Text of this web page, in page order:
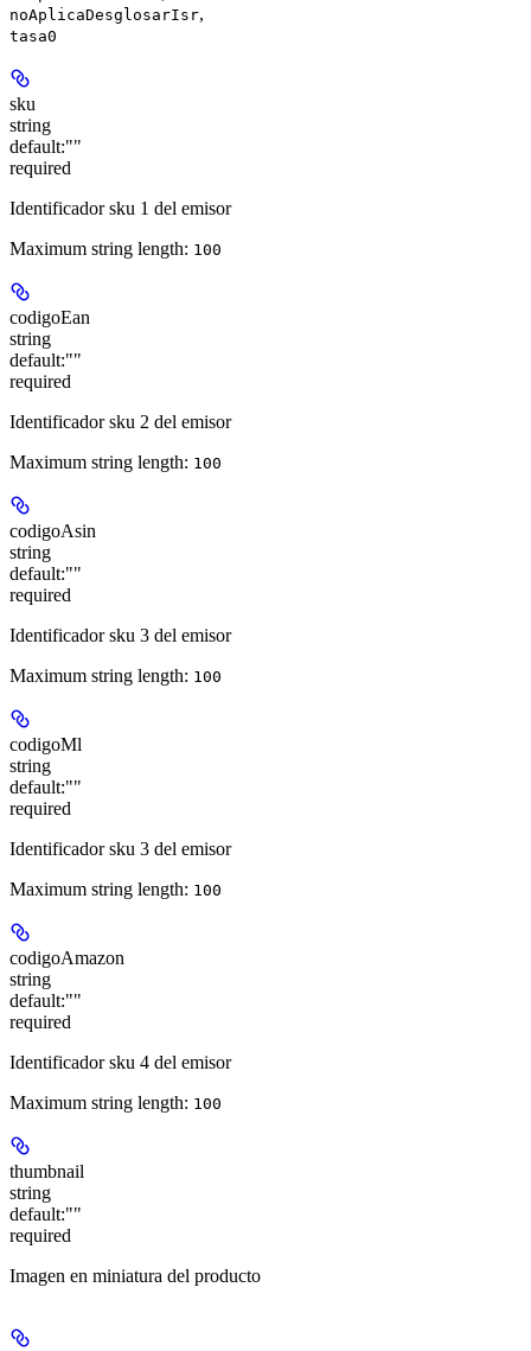
noAplicaDesglosarIsr,
tasa0
sku
string
default:""
required
Identificador sku 1 del emisor
Maximum string length: 100
codigoEan
string
default:""
required
Identificador sku 2 del emisor
Maximum string length: 100
codigoAsin
string
default:""
required
Identificador sku 3 del emisor
Maximum string length: 100
codigoMl
string
default:""
required
Identificador sku 3 del emisor
Maximum string length: 100
codigoAmazon
string
default:""
required
Identificador sku 4 del emisor
Maximum string length: 100
thumbnail
string
default:""
required
Imagen en miniatura del producto